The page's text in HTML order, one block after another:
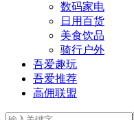
数码家电
日用百货
美食饮品
骑行户外
吾爱趣玩
吾爱推荐
高佣联盟